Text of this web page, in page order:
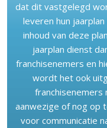
dat dit vastgelegd
leveren hun
inhoud van deze
jaarplan dienst
franchisenemers en
wordt het ook
franchisenemers
aanwezige of nog op
voor communicatie